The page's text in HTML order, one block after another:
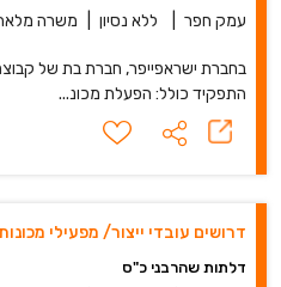
עמק חפר ללא נסיון משרה
בחברת ישראפייפר, חברת בת של
התפקיד כולל: הפעלת מכונ...
דרושים עובדי ייצור/ מפעילי
דלתות שהרבני כ"ס